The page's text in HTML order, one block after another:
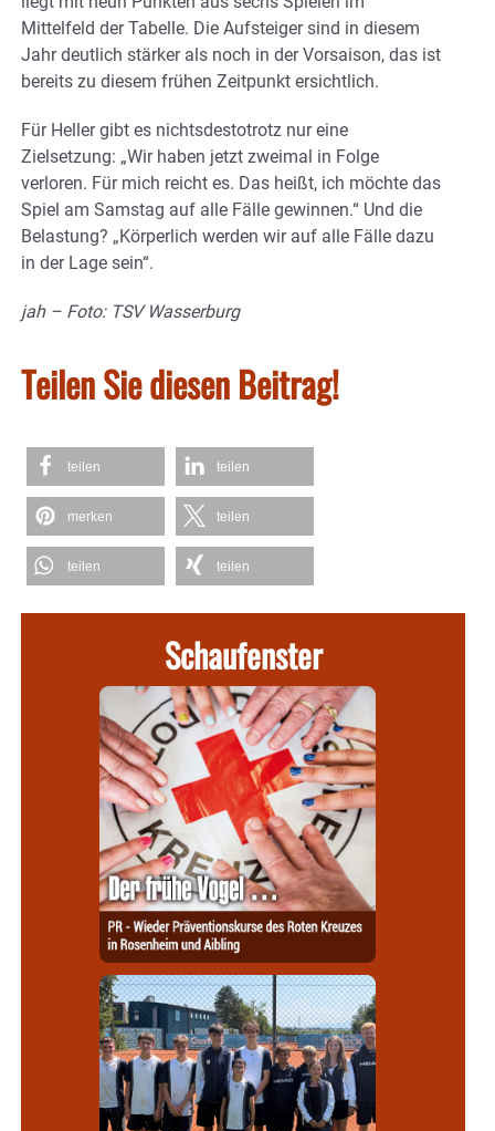
Mittelfeld der Tabelle. Die Aufsteiger sind in diesem
Jahr deutlich stärker als noch in der Vorsaison, das ist
bereits zu diesem frühen Zeitpunkt ersichtlich.
Für Heller gibt es nichtsdestotrotz nur eine
Zielsetzung: „Wir haben jetzt zweimal in Folge
verloren. Für mich reicht es. Das heißt, ich möchte das
Spiel am Samstag auf alle Fälle gewinnen.“ Und die
Belastung? „Körperlich werden wir auf alle Fälle dazu
in der Lage sein“.
jah – Foto: TSV Wasserburg
Teilen Sie diesen Beitrag!
teilen teilen
merken teilen
teilen teilen
Schaufenster